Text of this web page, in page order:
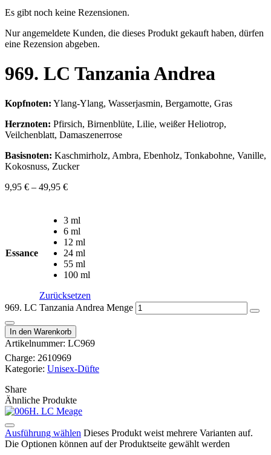
Es gibt noch keine Rezensionen.
Nur angemeldete Kunden, die dieses Produkt gekauft haben, dürfen
eine Rezension abgeben.
969. LC Tanzania Andrea
Kopfnoten: Ylang-Ylang, Wasserjasmin, Bergamotte, Gras
Herznoten: Pfirsich, Birnenblüte, Lilie, weißer Heliotrop,
Veilchenblatt, Damaszenerrose
Basisnoten: Kaschmirholz, Ambra, Ebenholz, Tonkabohne, Vanille,
Kokosnuss, Zucker
9,95 € – 49,95 €
Essance
3 ml
6 ml
12 ml
24 ml
55 ml
100 ml
Zurücksetzen
969. LC Tanzania Andrea Menge
In den Warenkorb
Artikelnummer: LC969
Charge: 2610969
Kategorie: Unisex-Düfte
Share
Ähnliche Produkte
Ausführung wählen Dieses Produkt weist mehrere Varianten auf.
Die Optionen können auf der Produktseite gewählt werden